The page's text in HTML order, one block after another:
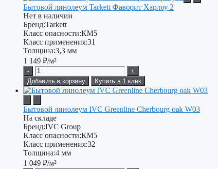
Бытовой линолеум Tarkett Фаворит Харлоу 2
Нет в наличии
Бренд:Tarkett
Класс опасности:КМ5
Класс применения:31
Толщина:3,3 мм
1 149 ₽/м²
-
+
Добавить в корзину
Купить в 1 клик
Бытовой линолеум IVC Greenline Cherbourg oak W03
На складе
Бренд:IVC Group
Класс опасности:КМ5
Класс применения:32
Толщина:4 мм
1 049 ₽/м²